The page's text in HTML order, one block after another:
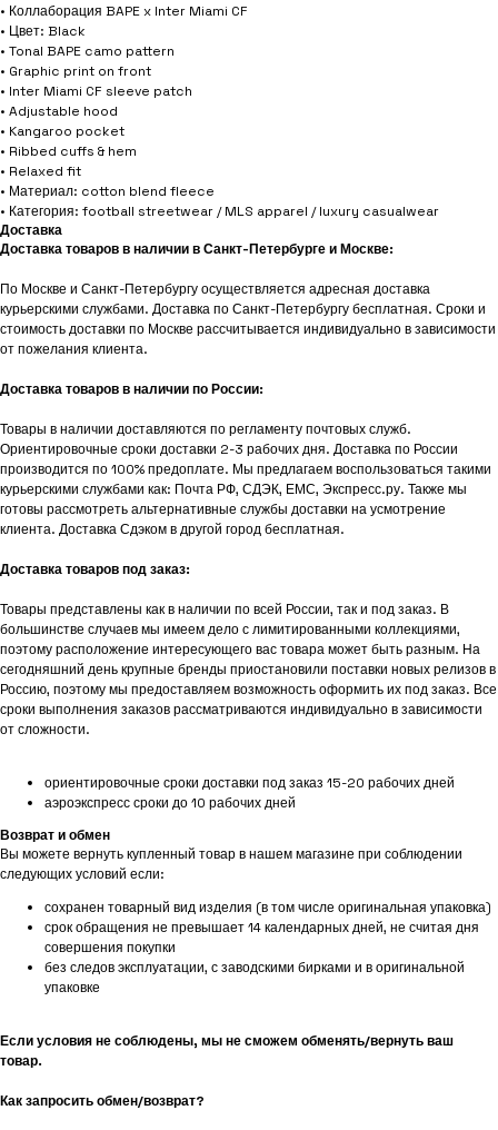
• Коллаборация BAPE x Inter Miami CF
• Цвет: Black
• Tonal BAPE camo pattern
• Graphic print on front
• Inter Miami CF sleeve patch
• Adjustable hood
• Kangaroo pocket
• Ribbed cuffs & hem
• Relaxed fit
• Материал: cotton blend fleece
• Категория: football streetwear / MLS apparel / luxury casualwear
Доставка
Доставка товаров в наличии в Санкт-Петербурге и Москве:
По Москве и Санкт-Петербургу осуществляется адресная доставка
курьерскими службами. Доставка по Санкт-Петербургу бесплатная. Сроки и
стоимость доставки по Москве рассчитывается индивидуально в зависимости
от пожелания клиента.
Доставка товаров в наличии по России:
Товары в наличии доставляются по регламенту почтовых служб.
Ориентировочные сроки доставки 2-3 рабочих дня. Доставка по России
производится по 100% предоплате. Мы предлагаем воспользоваться такими
курьерскими службами как: Почта РФ, СДЭК, ЕМС, Экспресс.ру. Также мы
готовы рассмотреть альтернативные службы доставки на усмотрение
клиента. Доставка Сдэком в другой город бесплатная.
Доставка товаров под заказ:
Товары представлены как в наличии по всей России, так и под заказ. В
большинстве случаев мы имеем дело с лимитированными коллекциями,
поэтому расположение интересующего вас товара может быть разным. На
сегодняшний день крупные бренды приостановили поставки новых релизов в
Россию, поэтому мы предоставляем возможность оформить их под заказ. Все
сроки выполнения заказов рассматриваются индивидуально в зависимости
от сложности.
ориентировочные сроки доставки под заказ 15-20 рабочих дней
аэроэкспресс сроки до 10 рабочих дней
Возврат и обмен
Вы можете вернуть купленный товар в нашем магазине при соблюдении
следующих условий если:
сохранен товарный вид изделия (в том числе оригинальная упаковка)
срок обращения не превышает 14 календарных дней, не считая дня
совершения покупки
без следов эксплуатации, с заводскими бирками и в оригинальной
упаковке
Если условия не соблюдены, мы не сможем обменять/вернуть ваш
товар.
Как запросить обмен/возврат?